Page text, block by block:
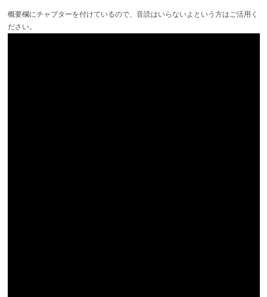
概要欄にチャプターを付けているので、音読はいらないよという方はご活用く
ださい。